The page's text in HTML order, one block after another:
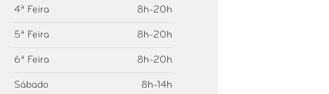
4ª Feira 8h-20h
5ª Feira 8h-20h
6ª Feira 8h-20h
Sábado 8h-14h